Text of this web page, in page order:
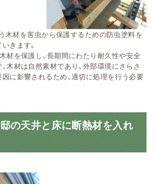
木材を害虫から保護するための防虫塗料を
きます。
材を保護し、長期間にわたり耐久性や安全
木材は自然素材であり、外部環境にさらさ
に影響されるため、適切に処理を行う必要
の天井と床に断熱材を入れ